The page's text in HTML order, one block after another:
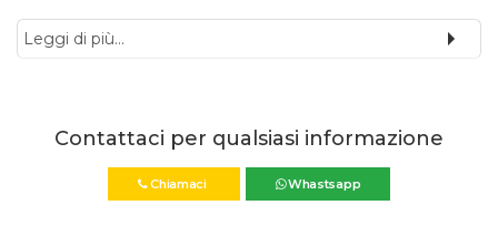
Leggi di più...
Contattaci per qualsiasi informazione
Chiamaci Whastsapp